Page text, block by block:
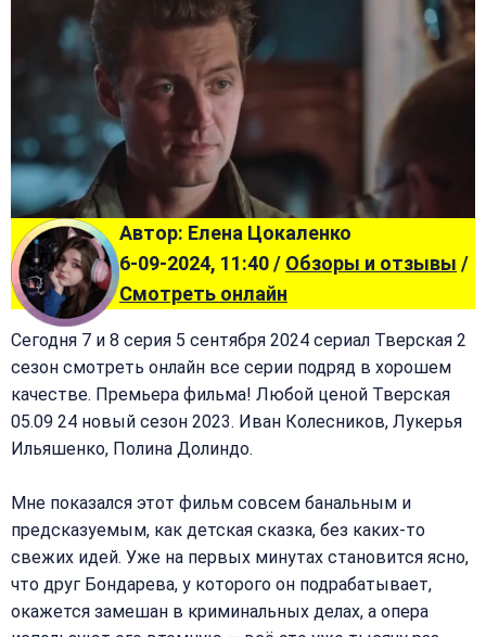
Автор: Елена Цокаленко
6-09-2024, 11:40 / Обзоры и отзывы /
Смотреть онлайн
Сегодня 7 и 8 серия 5 сентября 2024 сериал Тверская 2
сезон смотреть онлайн все серии подряд в хорошем
качестве. Премьера фильма! Любой ценой Тверская
05.09 24 новый сезон 2023. Иван Колесников, Лукерья
Ильяшенко, Полина Долиндо.
Мне показался этот фильм совсем банальным и
предсказуемым, как детская сказка, без каких-то
свежих идей. Уже на первых минутах становится ясно,
что друг Бондарева, у которого он подрабатывает,
окажется замешан в криминальных делах, а опера